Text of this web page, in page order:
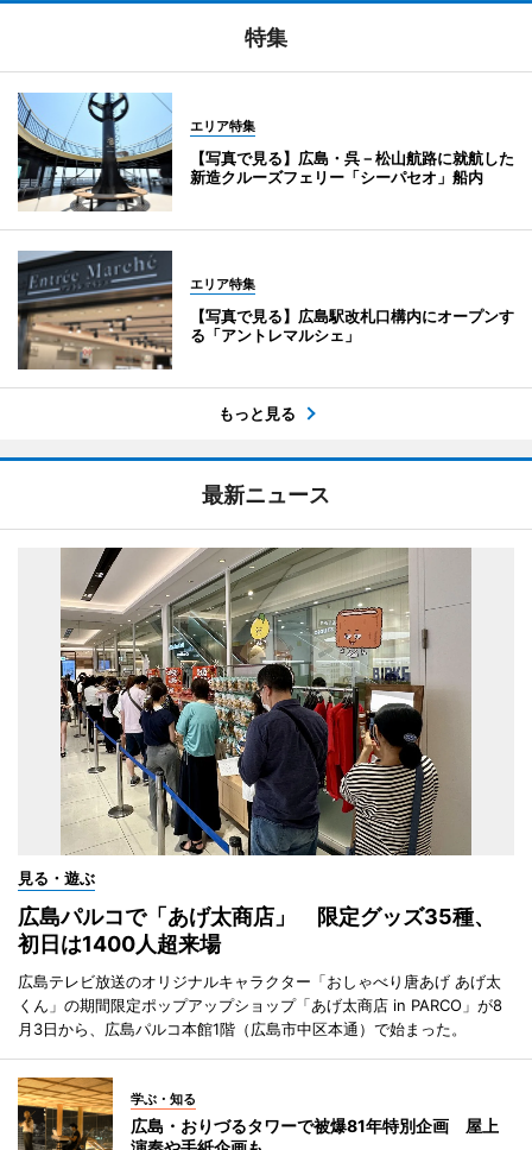
特集
エリア特集
【写真で見る】広島・呉－松山航路に就航した
新造クルーズフェリー「シーパセオ」船内
エリア特集
【写真で見る】広島駅改札口構内にオープンす
る「アントレマルシェ」
もっと見る
最新ニュース
見る・遊ぶ
広島パルコで「あげ太商店」 限定グッズ35種、
初日は1400人超来場
広島テレビ放送のオリジナルキャラクター「おしゃべり唐あげ あげ太
くん」の期間限定ポップアップショップ「あげ太商店 in PARCO」が8
月3日から、広島パルコ本館1階（広島市中区本通）で始まった。
学ぶ・知る
広島・おりづるタワーで被爆81年特別企画 屋上